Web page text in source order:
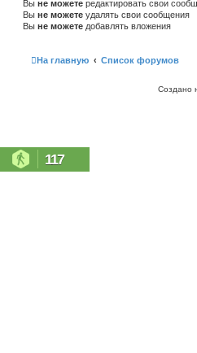
Вы не можете редактировать свои
Вы не можете удалять свои сообщения
Вы не можете добавлять вложения
На главную Список форумов
Создано
117